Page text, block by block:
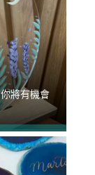
將有機會